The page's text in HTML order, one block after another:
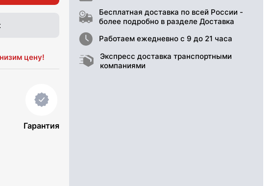
цену!
Гарантия
Бесплатная доставка по всей России -
более подробно в разделе Доставка
Работаем ежедневно с 9 до 21 часа
Экспресс доставка транспортными
компаниями